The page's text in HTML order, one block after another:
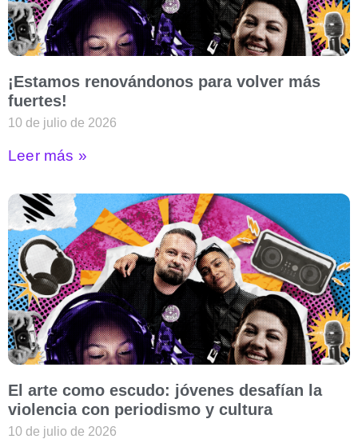
¡Estamos renovándonos para volver más
fuertes!
10 de julio de 2026
Leer más »
El arte como escudo: jóvenes desafían la
violencia con periodismo y cultura
10 de julio de 2026